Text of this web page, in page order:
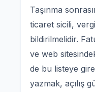
Taşınma
ticaret sicili,
bildirilmelidir.
ve web
de bu listeye
yazmak, açılış